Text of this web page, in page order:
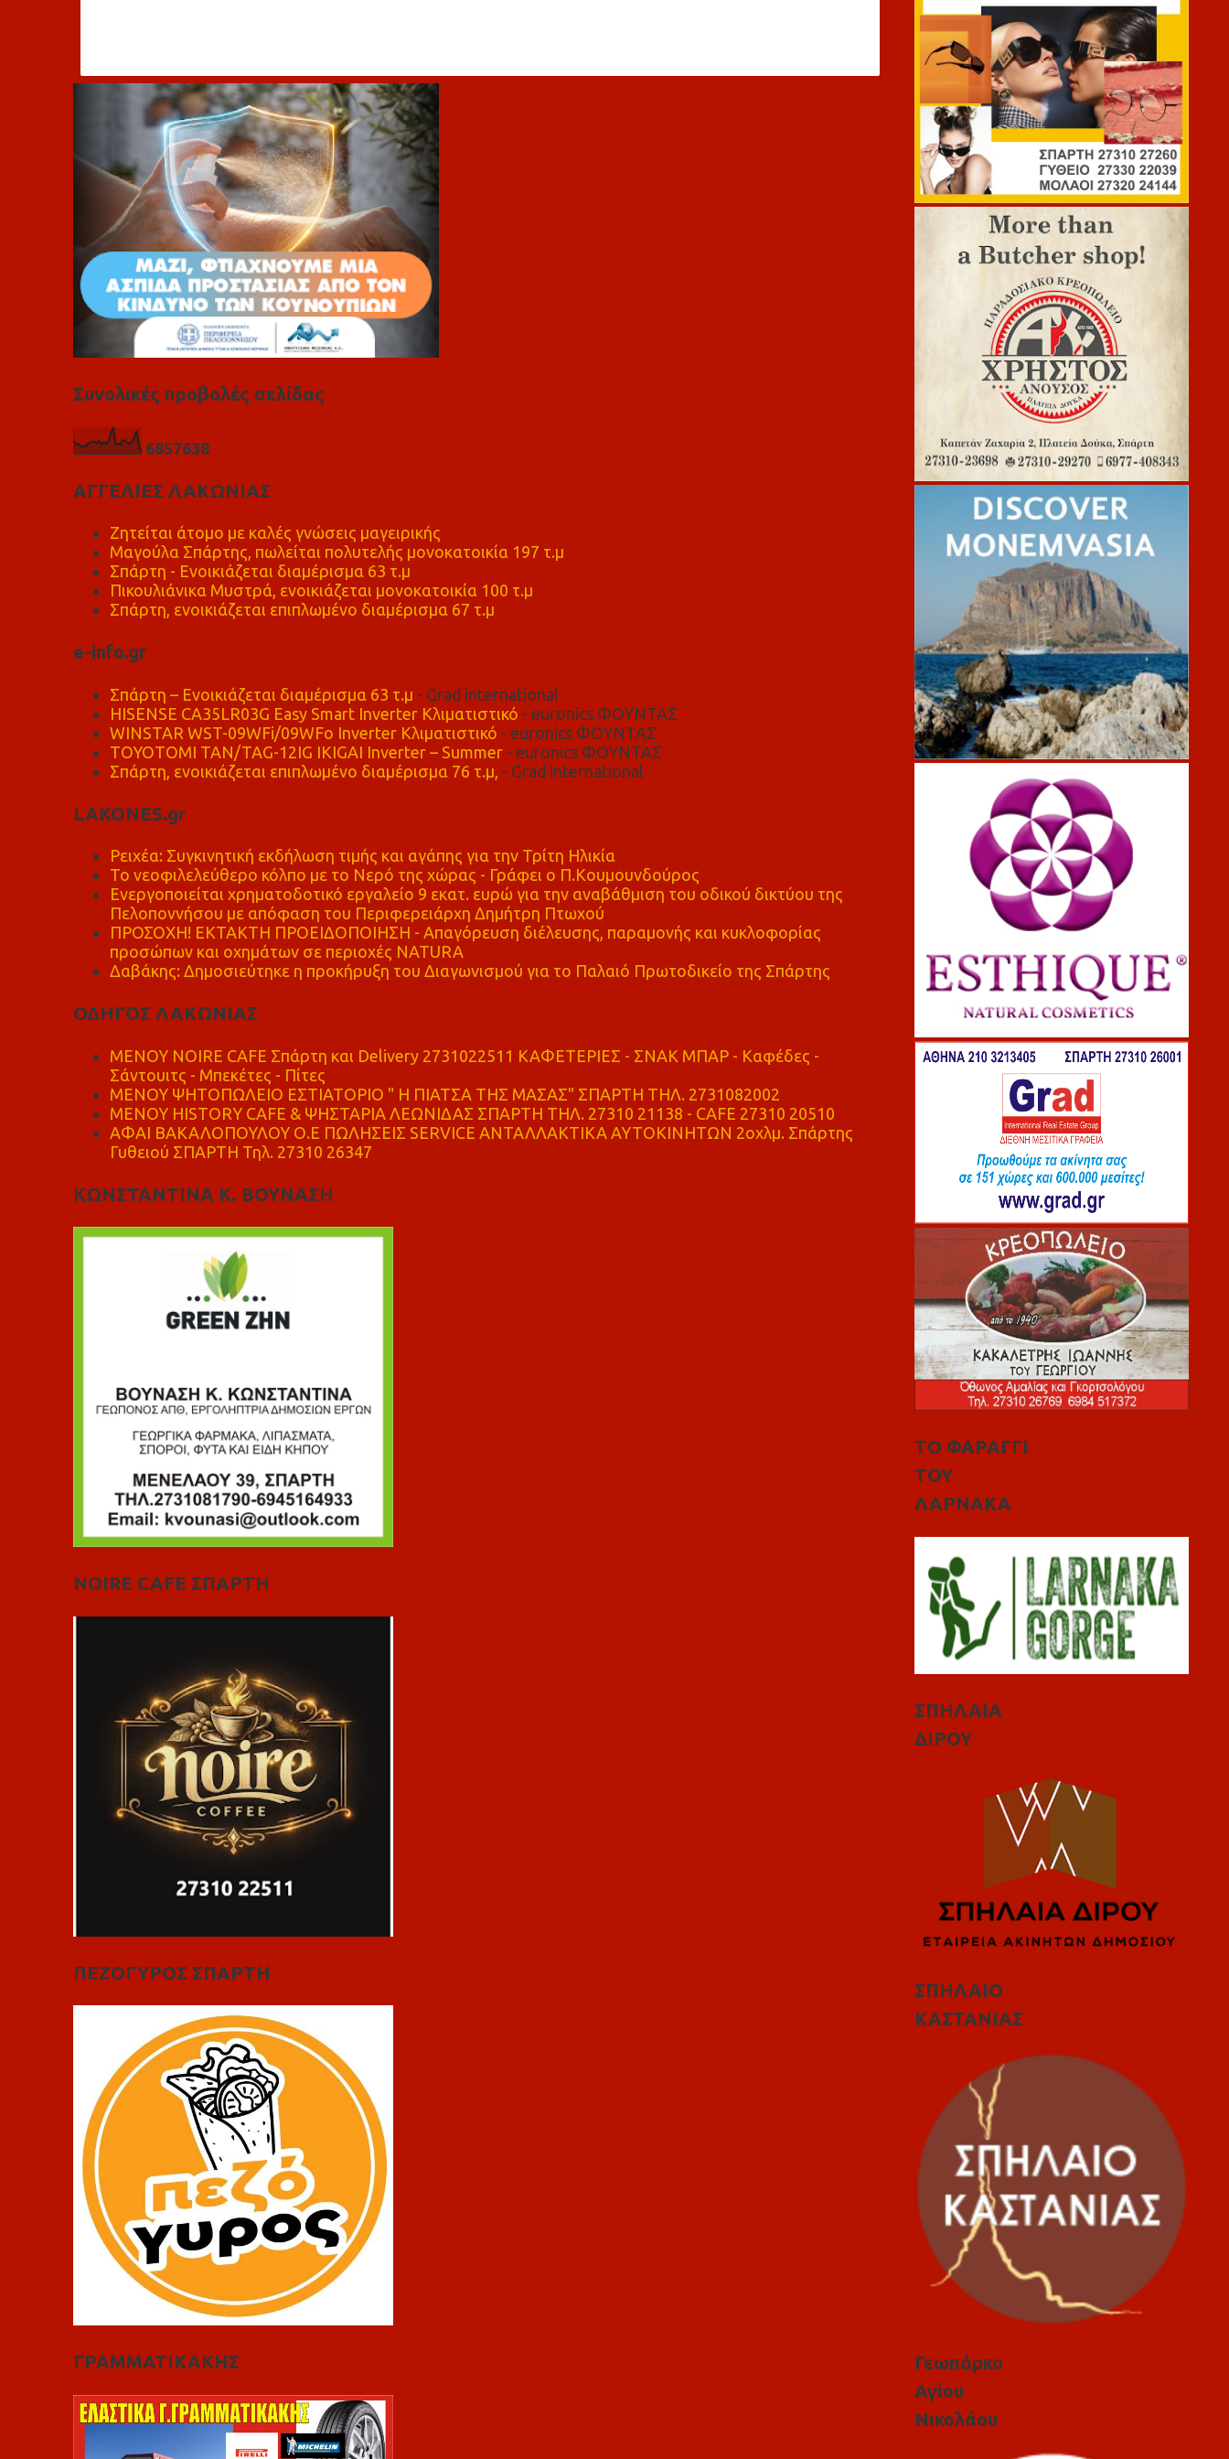
λ
Συνολικές προβολές σελίδας
6857638
ΑΓΓΕΛΙΕΣ ΛΑΚΩΝΙΑΣ
Ζητείται άτομο με καλές γνώσεις μαγειρικής
Μαγούλα Σπάρτης, πωλείται πολυτελής μονοκατοικία 197 τ.μ
Σπάρτη - Ενοικιάζεται διαμέρισμα 63 τ.μ
Πικουλιάνικα Μυστρά, ενοικιάζεται μονοκατοικία 100 τ.μ
Σπάρτη, ενοικιάζεται επιπλωμένο διαμέρισμα 67 τ.μ
e-info.gr
Σπάρτη – Ενοικιάζεται διαμέρισμα 63 τ.μ - Grad international
HISENSE CA35LR03G Easy Smart Inverter Κλιματιστικό - euronics ΦΟΥΝΤΑΣ
WINSTAR WST-09WFi/09WFo Inverter Κλιματιστικό - euronics ΦΟΥΝΤΑΣ
TOYOTOMI TAN/TAG-12IG IKIGAI Inverter – Summer- euronics ΦΟΥΝΤΑΣ
Σπάρτη, ενοικιάζεται επιπλωμένο διαμέρισμα 76 τ.μ, - Grad international
LAKONES.gr
Ρειχέα: Συγκινητική εκδήλωση τιμής και αγάπης για την Τρίτη Ηλικία
Το νεοφιλελεύθερο κόλπο με το Νερό της χώρας - Γράφει ο Π.Κουμουνδούρος
Ενεργοποιείται χρηματοδοτικό εργαλείο 9 εκατ. ευρώ για την αναβάθμιση του οδικού δικτύου της
Πελοποννήσου με απόφαση του Περιφερειάρχη Δημήτρη Πτωχού
ΠΡΟΣΟΧΗ! ΕΚΤΑΚΤΗ ΠΡΟΕΙΔΟΠΟΙΗΣΗ - Απαγόρευση διέλευσης, παραμονής και κυκλοφορίας
προσώπων και οχημάτων σε περιοχές NATURA
Δαβάκης: Δημοσιεύτηκε η προκήρυξη του Διαγωνισμού για το Παλαιό Πρωτοδικείο της Σπάρτης
ΟΔΗΓΟΣ ΛΑΚΩΝΙΑΣ
MENOY NOIRE CAFE Σπάρτη και Delivery 2731022511 ΚΑΦΕΤΕΡΙΕΣ - ΣΝΑΚ ΜΠΑΡ - Καφέδες -
Σάντουιτς - Μπεκέτες - Πίτες
ΜΕΝΟΥ ΨΗΤΟΠΩΛΕΙΟ ΕΣΤΙΑΤΟΡΙΟ " Η ΠΙΑΤΣΑ ΤΗΣ ΜΑΣΑΣ" ΣΠΑΡΤΗ ΤΗΛ. 2731082002
ΜΕΝΟΥ HISTORY CAFE & ΨΗΣΤΑΡΙΑ ΛΕΩΝΙΔΑΣ ΣΠΑΡΤΗ ΤΗΛ. 27310 21138 - CAFE 27310 20510
ΑΦΑΙ ΒΑΚΑΛΟΠΟΥΛΟΥ Ο.Ε ΠΩΛΗΣΕΙΣ SERVICE ΑΝΤΑΛΛΑΚΤΙΚΑ ΑΥΤΟΚΙΝΗΤΩΝ 2οχλμ. Σπάρτης
Γυθειού ΣΠΑΡΤΗ Τηλ. 27310 26347
ΚΩΝΣΤΑΝΤΙΝΑ Κ. ΒΟΥΝΑΣΗ
NOIRE CAFE ΣΠΑΡΤΗ
ΠΕΖΟΓΥΡΟΣ ΣΠΑΡΤΗ
ΓΡΑΜΜΑΤΙΚΑΚΗΣ
ΤΟ ΦΑΡΑΓΓΙ
ΤΟΥ
ΛΑΡΝΑΚΑ
ΣΠΗΛΑΙΑ
ΔΙΡΟΥ
ΣΠΗΛΑΙΟ
ΚΑΣΤΑΝΙΑΣ
Γεωπάρκο
Αγίου
Νικολάου